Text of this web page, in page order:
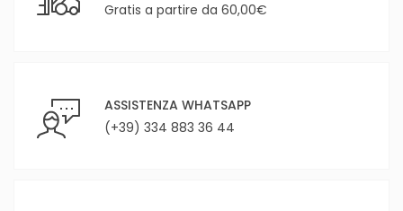
Gratis a partire da 60,00€
ASSISTENZA WHATSAPP
(+39) 334 883 36 44